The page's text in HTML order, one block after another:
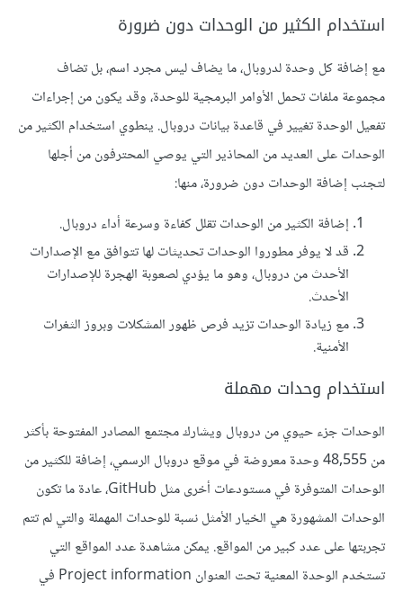
استخدام الكثير من الوحدات دون ضرورة
مع إضافة كل وحدة لدروبال، ما يضاف ليس مجرد اسم، بل تضاف
مجموعة ملفات تحمل الأوامر البرمجية للوحدة، وقد يكون من إجراءات
تفعيل الوحدة تغيير في قاعدة بيانات دروبال. ينطوي استخدام الكثير من
الوحدات على العديد من المحاذير التي يوصي المحترفون من أجلها
لتجنب إضافة الوحدات دون ضرورة، منها:
إضافة الكثير من الوحدات تقلل كفاءة وسرعة أداء دروبال.
قد لا يوفر مطوروا الوحدات تحديثات لها تتوافق مع الإصدارات
الأحدث من دروبال، وهو ما يؤدي لصعوبة الهجرة للإصدارات
الأحدث.
مع زيادة الوحدات تزيد فرص ظهور المشكلات وبروز الثغرات
الأمنية.
استخدام وحدات مهملة
الوحدات جزء حيوي من دروبال ويشارك مجتمع المصادر المفتوحة بأكثر
من 48,555 وحدة معروضة في موقع دروبال الرسمي، إضافة للكثير من
الوحدات المتوفرة في مستودعات أخرى مثل GitHub، عادة ما تكون
الوحدات المشهورة هي الخيار الأمثل نسبة للوحدات المهملة والتي لم تتم
تجربتها على عدد كبير من المواقع. يمكن مشاهدة عدد المواقع التي
تستخدم الوحدة المعنية تحت العنوان Project information في